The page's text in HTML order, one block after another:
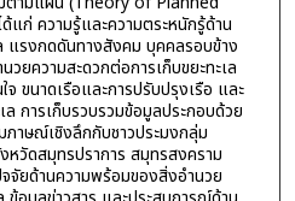
ก่ ความรู้และความตระหนักรู้ด้าน
รงกดดันทางสังคม บุคคลรอบข้าง
ยความสะดวกต่อการเก็บขยะทะเล
จ ขนาดเรือและการปรับปรุงเรือ และ
ล การเก็บรวบรวมข้อมูลประกอบด้วย
าษณ์เชิงลึกกับชาวประมงกลุ่ม
วัดสมุทรปราการ สมุทรสงคราม
จัยด้านความพร้อมของสิ่งอำนวย